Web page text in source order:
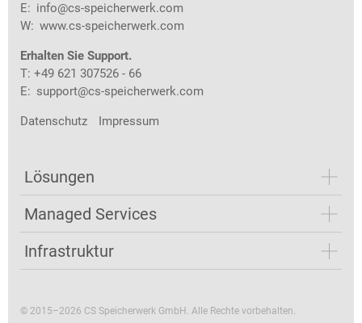
E: info@cs-speicherwerk.com
W: www.cs-speicherwerk.com
Erhalten Sie Support.
T: +49 621 307526 - 66
E: support@cs-speicherwerk.com
Datenschutz Impressum
Lösungen
Managed Services
Infrastruktur
© 2015–2026 CS Speicherwerk GmbH. Alle Rechte vorbehalten.